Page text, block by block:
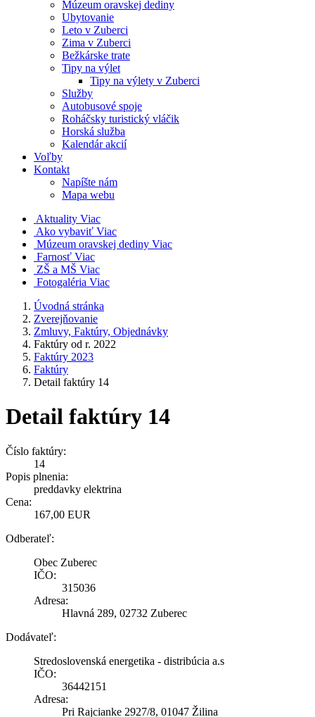
Múzeum oravskej dediny
Ubytovanie
Leto v Zuberci
Zima v Zuberci
Bežkárske trate
Tipy na výlet
Tipy na výlety v Zuberci
Služby
Autobusové spoje
Roháčsky turistický vláčik
Horská služba
Kalendár akcií
Voľby
Kontakt
Napíšte nám
Mapa webu
Aktuality Viac
Ako vybaviť Viac
Múzeum oravskej dediny Viac
Farnosť Viac
ZŠ a MŠ Viac
Fotogaléria Viac
Úvodná stránka
Zverejňovanie
Zmluvy, Faktúry, Objednávky
Faktúry od r. 2022
Faktúry 2023
Faktúry
Detail faktúry 14
Detail faktúry 14
Číslo faktúry:
14
Popis plnenia:
preddavky elektrina
Cena:
167,00 EUR
Odberateľ:
Obec Zuberec
IČO:
315036
Adresa:
Hlavná 289, 02732 Zuberec
Dodávateľ:
Stredoslovenská energetika - distribúcia a.s
IČO:
36442151
Adresa:
Pri Rajcianke 2927/8, 01047 Žilina